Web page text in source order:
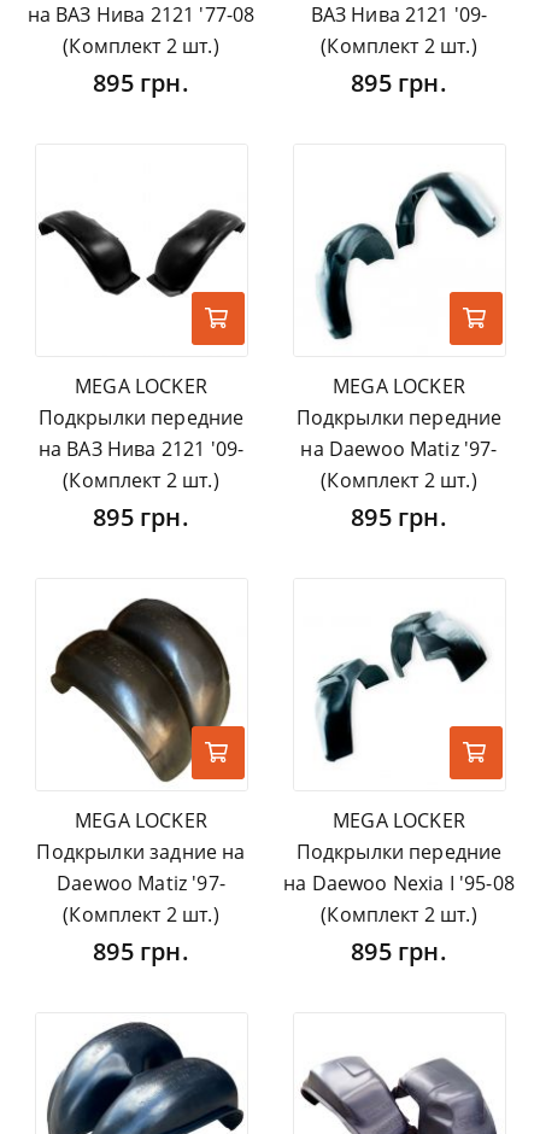
на ВАЗ Нива 2121 '77-08
(Комплект 2 шт.)
895 грн.
ВАЗ Нива 2121 '09-
(Комплект 2 шт.)
895 грн.
MEGA LOCKER
Подкрылки передние
на ВАЗ Нива 2121 '09-
(Комплект 2 шт.)
895 грн.
MEGA LOCKER
Подкрылки передние
на Daewoo Matiz '97-
(Комплект 2 шт.)
895 грн.
MEGA LOCKER
Подкрылки задние на
Daewoo Matiz '97-
(Комплект 2 шт.)
895 грн.
MEGA LOCKER
Подкрылки передние
на Daewoo Nexia I '95-08
(Комплект 2 шт.)
895 грн.